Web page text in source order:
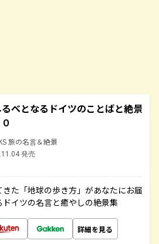
べとなるドイツのことばと絶景
旅の名言＆絶景
発売
た「地球の歩き方」があなたにお届
イツの名言と癒やしの絶景集
詳細を見る